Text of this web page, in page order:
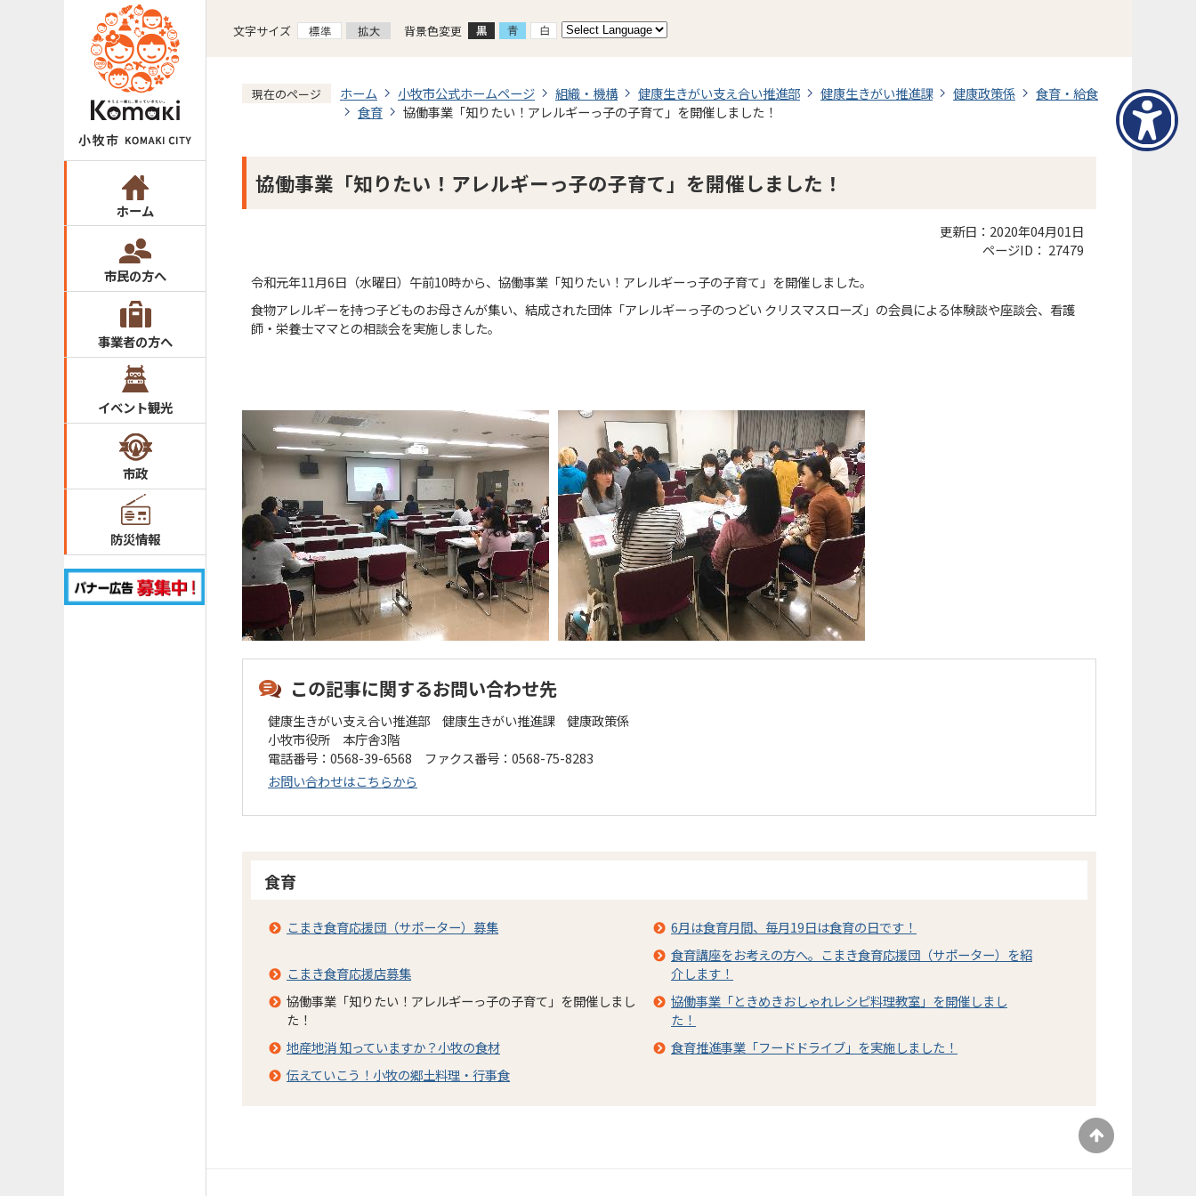
ホーム
市民の方へ
事業者の方へ
イベント観光
市政
防災情報
文字サイズ 背景色変更
現在のページ ホーム 小牧市公式ホームページ 組織・機構 健康生きがい支え合い推進部 健康生きがい推進課 健康政策係
食育・給食
食育
協働事業「知りたい！アレルギーっ子の子育て」を開催しました！
協働事業「知りたい！アレルギーっ子の子育て」を開催しました！
更新日：2020年04月01日
ページID： 27479
令和元年11月6日（水曜日）午前10時から、協働事業「知りたい！アレルギーっ子の子育て」を開催しました。
食物アレルギーを持つ子どものお母さんが集い、結成された団体「アレルギーっ子のつどい クリスマスローズ」の会員による体験談や座談会、看護
師・栄養士ママとの相談会を実施しました。
この記事に関するお問い合わせ先
健康生きがい支え合い推進部 健康生きがい推進課 健康政策係
小牧市役所 本庁舎3階
電話番号：0568-39-6568 ファクス番号：0568-75-8283
お問い合わせはこちらから
食育
こまき食育応援団（サポーター）募集 6月は食育月間、毎月19日は食育の日です！
こまき食育応援店募集
食育講座をお考えの方へ。こまき食育応援団（サポーター）を紹
介します！
協働事業「知りたい！アレルギーっ子の子育て」を開催しまし
た！
協働事業「ときめきおしゃれレシピ料理教室」を開催しまし
た！
地産地消 知っていますか？小牧の食材
食育推進事業「フードドライブ」を実施しました！
伝えていこう！小牧の郷土料理・行事食